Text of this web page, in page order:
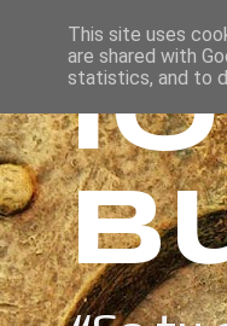
This site uses
are shared with
statistics, and to